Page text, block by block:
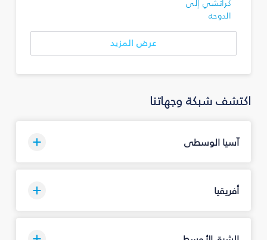
كراتشي إلى
الدوحة
عرض المزيد
اكتشف شبكة وجهاتنا
آسيا الوسطى
أفريقيا